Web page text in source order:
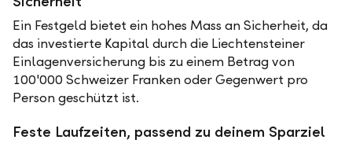
Ein Festgeld bietet ein hohes Mass an Sicherheit, da
das investierte Kapital durch die Liechtensteiner
Einlagenversicherung bis zu einem Betrag von
100'000 Schweizer Franken oder Gegenwert pro
Person geschützt ist.
Feste Laufzeiten, passend zu deinem Sparziel